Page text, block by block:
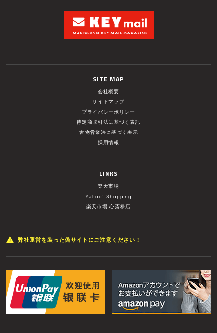
SITE MAP
会社概要
サイトマップ
プライバシーポリシー
特定商取引法に基づく表記
古物営業法に基づく表示
採用情報
LINKS
楽天市場
Yahoo! Shopping
楽天市場 心斎橋店
弊社運営を装った偽サイトにご注意ください！